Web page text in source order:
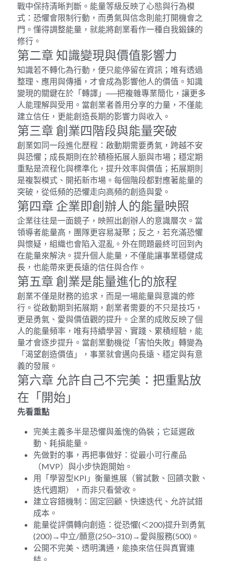
戰中保持清晰判斷。能量等級反映了心態與行為模
式：恐懼會限制行動，而勇氣與信念則能打開機會之
門。懂得調整能量，就能將創業看作一種自我鍛鍊的
修行。
第二章 知識變現與價值影響力
知識若不轉化為行動，便只能停留在資訊；唯有透過
整理、應用與傳播，才會成為影響他人的價值。知識
變現的關鍵在於「轉譯」──把複雜專業簡化，讓更多
人能理解與受用。當創業者善用分享的力量，不僅能
建立信任，更能創造長期的影響力與收入。
第三章 創業四階段與能量突破
創業如同一段進化歷程：啟動期需要勇氣，跨越不安
與恐懼；成長期則在於積極拓展人脈與市場；穩定期
重點是流程化與標準化，提升效率與價值；拓展期則
是複製模式、開拓新市場。每個階段都對應著能量的
突破，從低頻的恐懼走向高頻的創造與愛。
第四章 企業即創辦人的能量映照
企業往往是一面鏡子，映照出創辦人的意識層次。當
領導者能量高，團隊更容易凝聚；反之，若充滿恐懼
與懷疑，組織也會陷入混亂。外在問題最終可回到內
在能量來解決。提升個人能量，不僅能讓事業穩健成
長，也能帶來更長遠的信任與合作。
第五章 創業是能量進化的旅程
創業不僅是財務的追求，而是一場能量與意識的修
行。從啟動期到拓展期，創業者需要的不只是技巧，
更是勇氣、愛與價值觀的提升。企業的成敗反映了個
人的能量頻率，唯有持續學習、實踐、累積經驗，能
量才會逐步提升。當創業動機從「害怕失敗」轉變為
「渴望創造價值」，事業就會邁向長遠、穩定與有意
義的發展。
第六章 允許自己不完美：把重點放
在「開始」
先看重點
完美主義多半是恐懼與羞愧的偽裝；它延遲啟
動、耗損能量。
先做對的事，再把事做好：從最小可行產品
（MVP）與小步快跑開始。
用「學習型KPI」衡量進展（嘗試數、回饋次數、
迭代週期），而非只看營收。
建立容錯機制：固定回顧、快速迭代、允許試錯
成本。
能量從評價轉向創造：從恐懼(＜200)提升到勇氣
(200)→中立/願意(250~310)→愛與服務(500)。
公開不完美、透明溝通，能換來信任與真實連